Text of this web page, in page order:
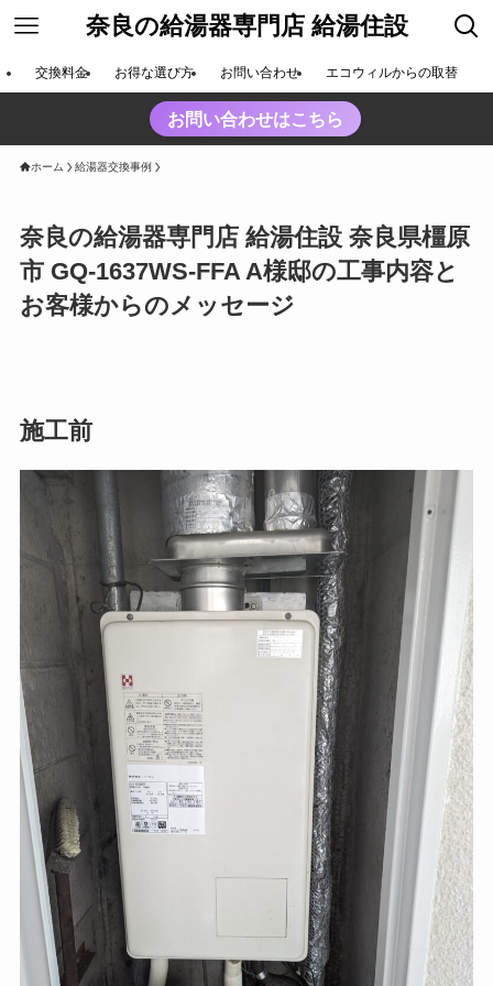
奈良の給湯器専門店 給湯住設
交換料金 お得な選び方 お問い合わせ エコウィルからの取替
お問い合わせはこちら
ホーム 給湯器交換事例
奈良の給湯器専門店 給湯住設 奈良県橿原
市 GQ-1637WS-FFA A様邸の工事内容と
お客様からのメッセージ
施工前